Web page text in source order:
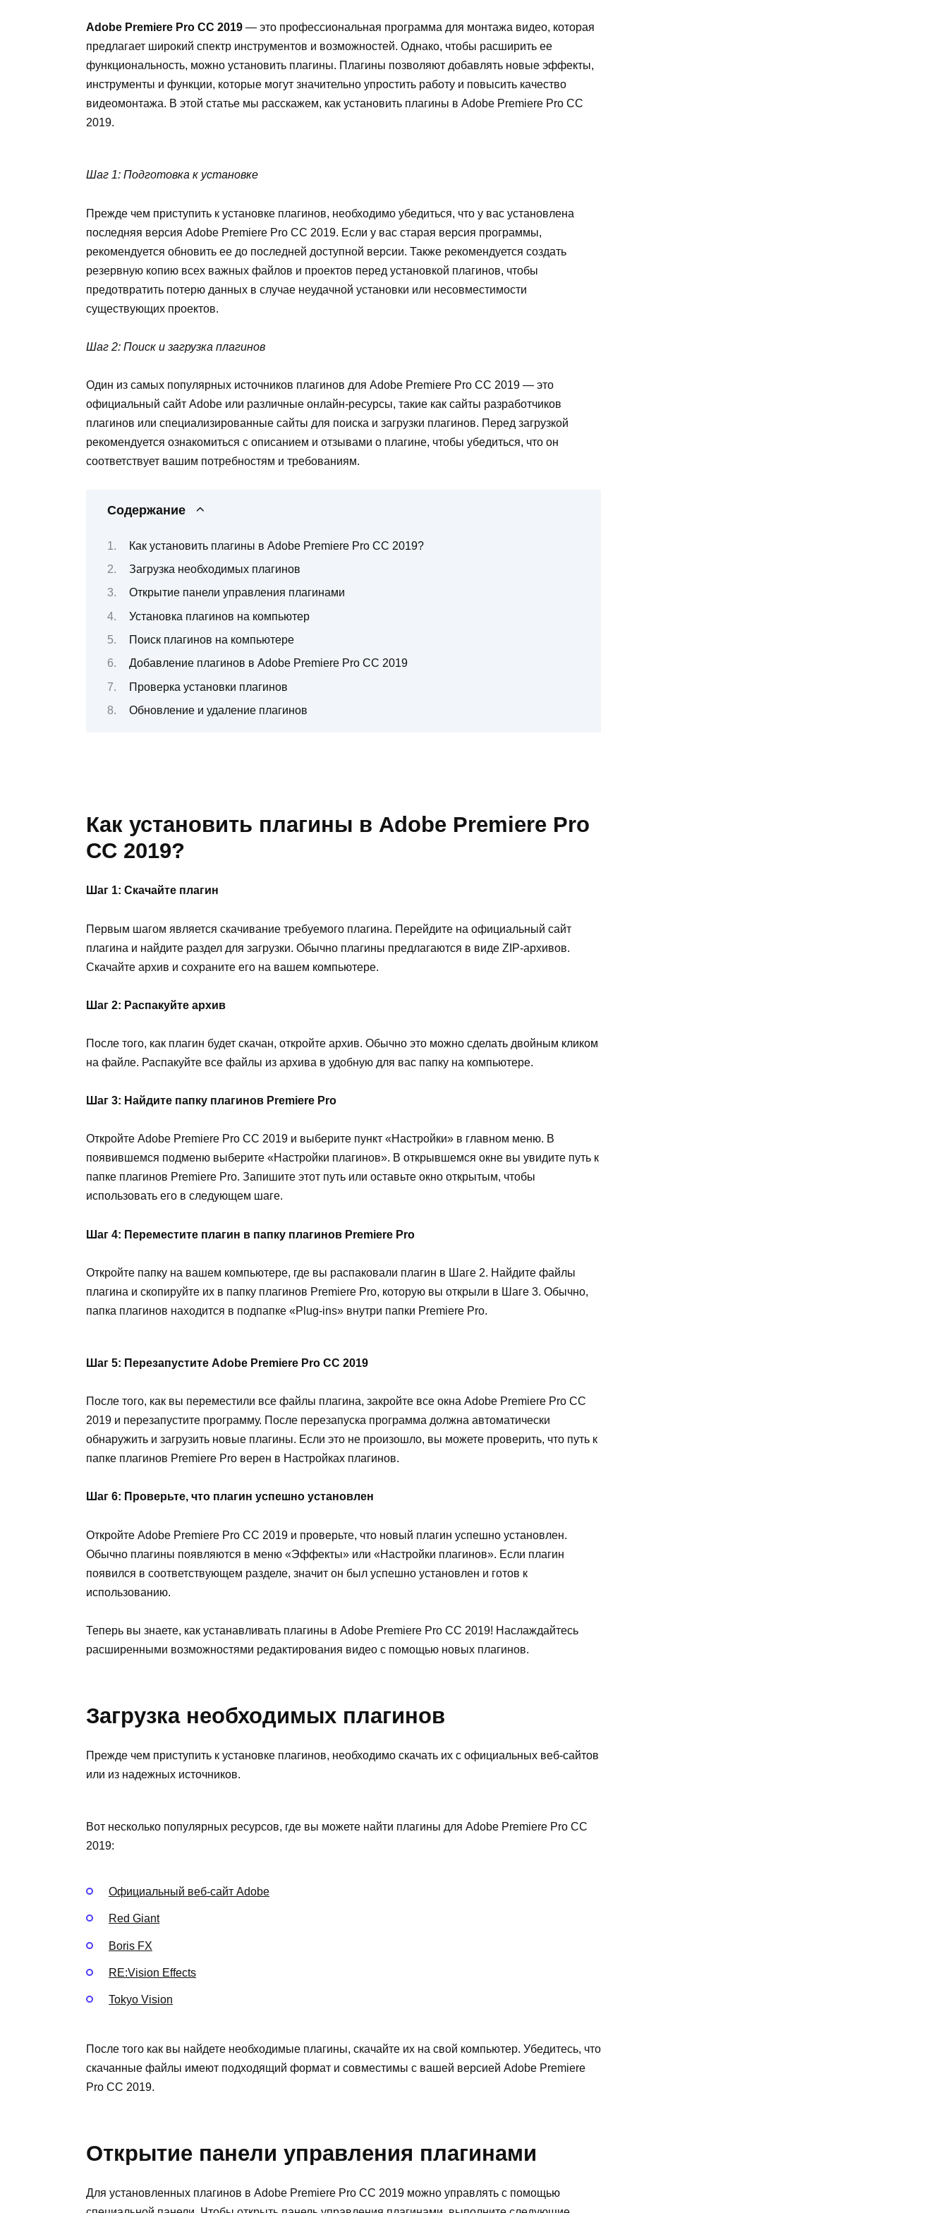
Adobe Premiere Pro CC 2019 — это профессиональная программа для монтажа видео, которая
предлагает широкий спектр инструментов и возможностей. Однако, чтобы расширить ее
функциональность, можно установить плагины. Плагины позволяют добавлять новые эффекты,
инструменты и функции, которые могут значительно упростить работу и повысить качество
видеомонтажа. В этой статье мы расскажем, как установить плагины в Adobe Premiere Pro CC
2019.
Шаг 1: Подготовка к установке
Прежде чем приступить к установке плагинов, необходимо убедиться, что у вас установлена
последняя версия Adobe Premiere Pro CC 2019. Если у вас старая версия программы,
рекомендуется обновить ее до последней доступной версии. Также рекомендуется создать
резервную копию всех важных файлов и проектов перед установкой плагинов, чтобы
предотвратить потерю данных в случае неудачной установки или несовместимости
существующих проектов.
Шаг 2: Поиск и загрузка плагинов
Один из самых популярных источников плагинов для Adobe Premiere Pro CC 2019 — это
официальный сайт Adobe или различные онлайн-ресурсы, такие как сайты разработчиков
плагинов или специализированные сайты для поиска и загрузки плагинов. Перед загрузкой
рекомендуется ознакомиться с описанием и отзывами о плагине, чтобы убедиться, что он
соответствует вашим потребностям и требованиям.
Содержание
Как установить плагины в Adobe Premiere Pro CC 2019?
Загрузка необходимых плагинов
Открытие панели управления плагинами
Установка плагинов на компьютер
Поиск плагинов на компьютере
Добавление плагинов в Adobe Premiere Pro CC 2019
Проверка установки плагинов
Обновление и удаление плагинов
Как установить плагины в Adobe Premiere Pro
CC 2019?
Шаг 1: Скачайте плагин
Первым шагом является скачивание требуемого плагина. Перейдите на официальный сайт
плагина и найдите раздел для загрузки. Обычно плагины предлагаются в виде ZIP-архивов.
Скачайте архив и сохраните его на вашем компьютере.
Шаг 2: Распакуйте архив
После того, как плагин будет скачан, откройте архив. Обычно это можно сделать двойным кликом
на файле. Распакуйте все файлы из архива в удобную для вас папку на компьютере.
Шаг 3: Найдите папку плагинов Premiere Pro
Откройте Adobe Premiere Pro CC 2019 и выберите пункт «Настройки» в главном меню. В
появившемся подменю выберите «Настройки плагинов». В открывшемся окне вы увидите путь к
папке плагинов Premiere Pro. Запишите этот путь или оставьте окно открытым, чтобы
использовать его в следующем шаге.
Шаг 4: Переместите плагин в папку плагинов Premiere Pro
Откройте папку на вашем компьютере, где вы распаковали плагин в Шаге 2. Найдите файлы
плагина и скопируйте их в папку плагинов Premiere Pro, которую вы открыли в Шаге 3. Обычно,
папка плагинов находится в подпапке «Plug-ins» внутри папки Premiere Pro.
Шаг 5: Перезапустите Adobe Premiere Pro CC 2019
После того, как вы переместили все файлы плагина, закройте все окна Adobe Premiere Pro CC
2019 и перезапустите программу. После перезапуска программа должна автоматически
обнаружить и загрузить новые плагины. Если это не произошло, вы можете проверить, что путь к
папке плагинов Premiere Pro верен в Настройках плагинов.
Шаг 6: Проверьте, что плагин успешно установлен
Откройте Adobe Premiere Pro CC 2019 и проверьте, что новый плагин успешно установлен.
Обычно плагины появляются в меню «Эффекты» или «Настройки плагинов». Если плагин
появился в соответствующем разделе, значит он был успешно установлен и готов к
использованию.
Теперь вы знаете, как устанавливать плагины в Adobe Premiere Pro CC 2019! Наслаждайтесь
расширенными возможностями редактирования видео с помощью новых плагинов.
Загрузка необходимых плагинов
Прежде чем приступить к установке плагинов, необходимо скачать их с официальных веб-сайтов
или из надежных источников.
Вот несколько популярных ресурсов, где вы можете найти плагины для Adobe Premiere Pro CC
2019:
Официальный веб-сайт Adobe
Red Giant
Boris FX
RE:Vision Effects
Tokyo Vision
После того как вы найдете необходимые плагины, скачайте их на свой компьютер. Убедитесь, что
скачанные файлы имеют подходящий формат и совместимы с вашей версией Adobe Premiere
Pro CC 2019.
Открытие панели управления плагинами
Для установленных плагинов в Adobe Premiere Pro CC 2019 можно управлять с помощью